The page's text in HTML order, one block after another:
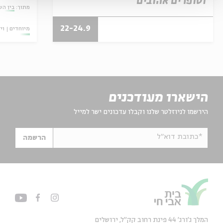
22-24.9
מתוך: בין
מיוחדים
הישארו מעודכנים
הירשמו לניוזלטר שלנו וקבלו עדכונים ישר למייל
*כתובת דוא"ל הרשמה
המלך ג'ורג' 44 פינת רחוב קק״ל, ירושלים